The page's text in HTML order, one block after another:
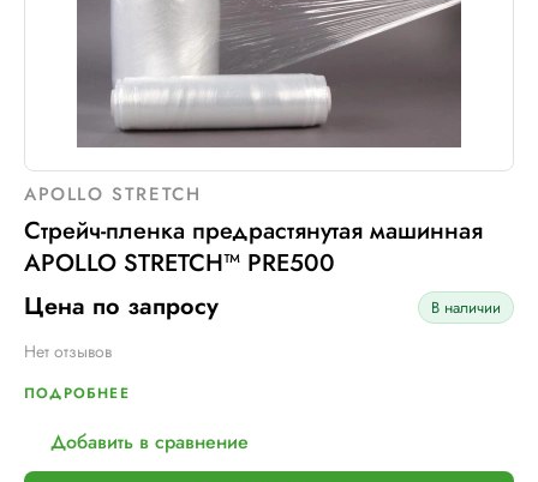
APOLLO STRETCH
Стрейч-пленка предрастянутая машинная
APOLLO STRETCH™ PRE500
Цена по запросу
В наличии
Нет отзывов
ПОДРОБНЕЕ
Добавить в сравнение